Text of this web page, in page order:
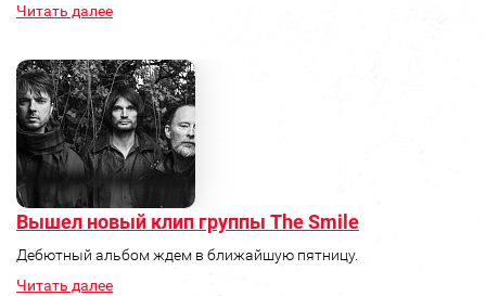
Читать далее
Вышел новый клип группы The Smile
Дебютный альбом ждем в ближайшую пятницу.
Читать далее